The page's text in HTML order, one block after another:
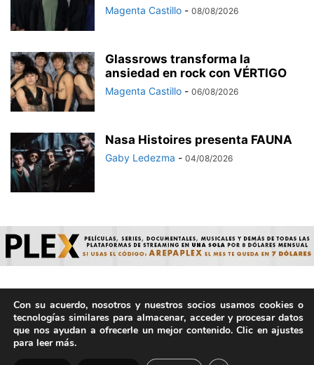
Magenta Castillo - 08/08/2026
Glassrows transforma la
ansiedad en rock con VÉRTIGO
Magenta Castillo - 06/08/2026
Nasa Histoires presenta FAUNA
Gaby Ledezma - 04/08/2026
© ArepaVolatil.Com 2021-2025 - Hecho por humanos, no por
IA. | Todos los derechos reservados.
Con su acuerdo, nosotros y nuestros socios usamos cookies o
tecnologías similares para almacenar, acceder y procesar datos
que nos ayudan a ofrecerle un mejor contenido. Clic en ajustes
para leer más.